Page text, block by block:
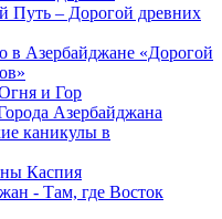
Путь – Дорогой древних
в Азербайджане «Дорогой
и Гор
Азербайджана
каникулы в
Каспия
- Там, где Восток